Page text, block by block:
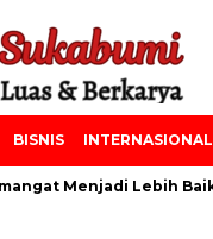
BISNIS INTERNASIONAL
Menjadi Lebih Baik”